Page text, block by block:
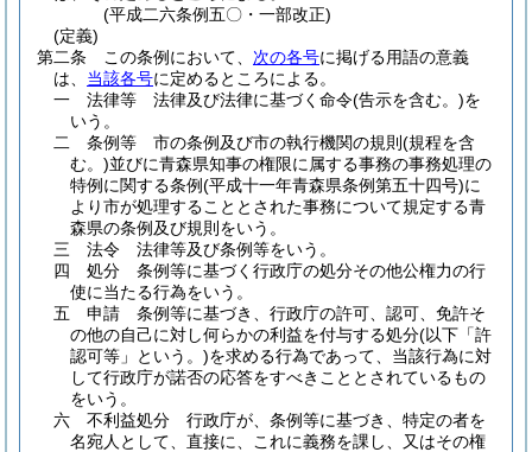
(平成二六条例五〇・一部改正)
(定義)
第二条
この条例において、 次の各号に掲げる用語の意義
は、 当該各号に定めるところによる。
一
法律等 法律及び法律に基づく命令(告示を含む。)を
いう。
二
条例等 市の条例及び市の執行機関の規則 (規程を含
む。)並びに青森県知事の権限に属する事務の事務処理の
特例に関する条例(平成十一年青森県条例第五十四号)に
より市が処理することとされた事務について規定する青
森県の条例及び規則をいう。
三
法令 法律等及び条例等をいう。
四
処分 条例等に基づく行政庁の処分その他公権力の行
使に当たる行為をいう。
五
申請 条例等に基づき、行政庁の許可、認可、免許そ
の他の自己に対し何らかの利益を付与する処分(以下「許
認可等」という。)を求める行為であって、当該行為に対
して行政庁が諾否の応答をすべきこととされているもの
をいう。
六
不利益処分 行政庁が、条例等に基づき、特定の者を
名宛人として、直接に、これに義務を課し、又はその権